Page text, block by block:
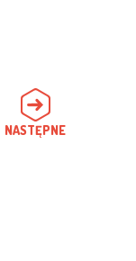
NASTĘPNE